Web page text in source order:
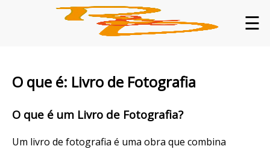
☰
O que é: Livro de Fotografia
O que é um Livro de Fotografia?
Um livro de fotografia é uma obra que combina